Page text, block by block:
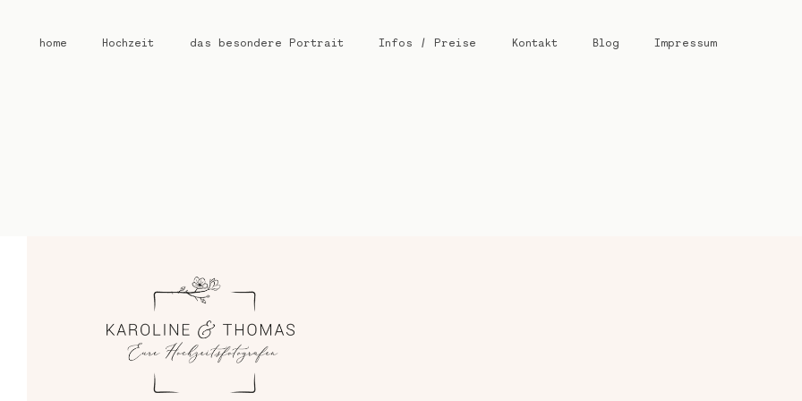
home Hochzeit das besondere Portrait Infos / Preise Kontakt Blog Impressum
Infos / Preise
Kontakt